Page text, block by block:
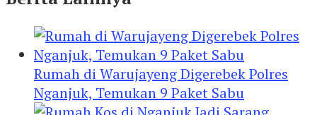
Rumah di Warujayeng Digerebek Polres
Nganjuk, Temukan 9 Paket Sabu